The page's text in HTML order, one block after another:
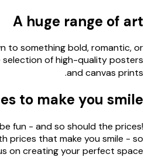
A huge range of
to something bold,
wide selection of high-quality
and canvas
to make you
be fun - and so should the
with prices that make you smile
on creating your perfect